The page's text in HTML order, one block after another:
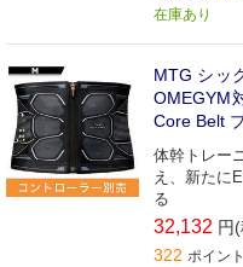
在庫あり
MTG シッ
OMEGYM
Core Belt
体幹トレー
え、新たに
る
32,132 円
322 ポイン